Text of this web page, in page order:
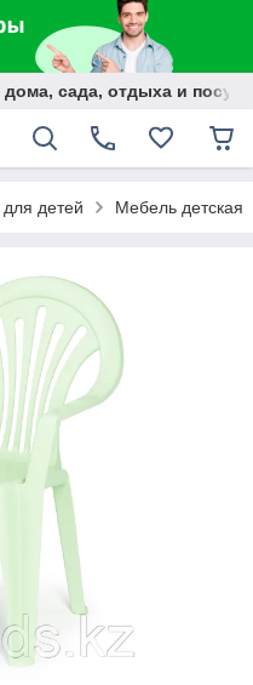
дома, сада, отдыха и
детей Мебель детская